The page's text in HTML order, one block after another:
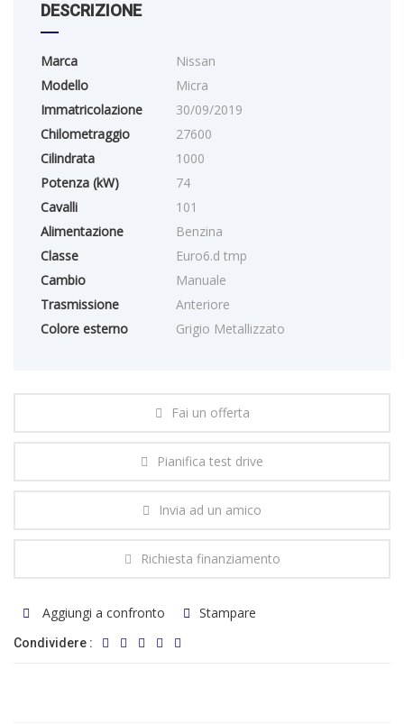
DESCRIZIONE
Marca
Nissan
Modello
Micra
Immatricolazione
30/09/2019
Chilometraggio
27600
Cilindrata
1000
Potenza (kW)
74
Cavalli
101
Alimentazione
Benzina
Classe
Euro6.d tmp
Cambio
Manuale
Trasmissione
Anteriore
Colore esterno
Grigio Metallizzato
Fai un offerta
Pianifica test drive
Invia ad un amico
Richiesta finanziamento
Aggiungi a confronto Stampare
Condividere :